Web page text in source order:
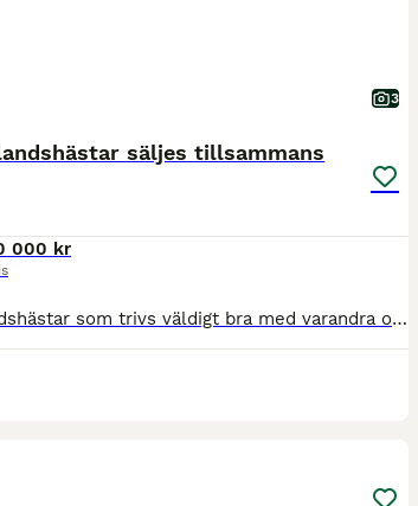
3
säljes tillsammans
000 kr
Två fantastiska islandshästar som trivs väldigt bra med varandra och de ska fortsätta få vara ett team. Refur 19 år Brunvit skäck 5-gångare Refur är en otroligt snäll och mysig häst med lätt för tölt